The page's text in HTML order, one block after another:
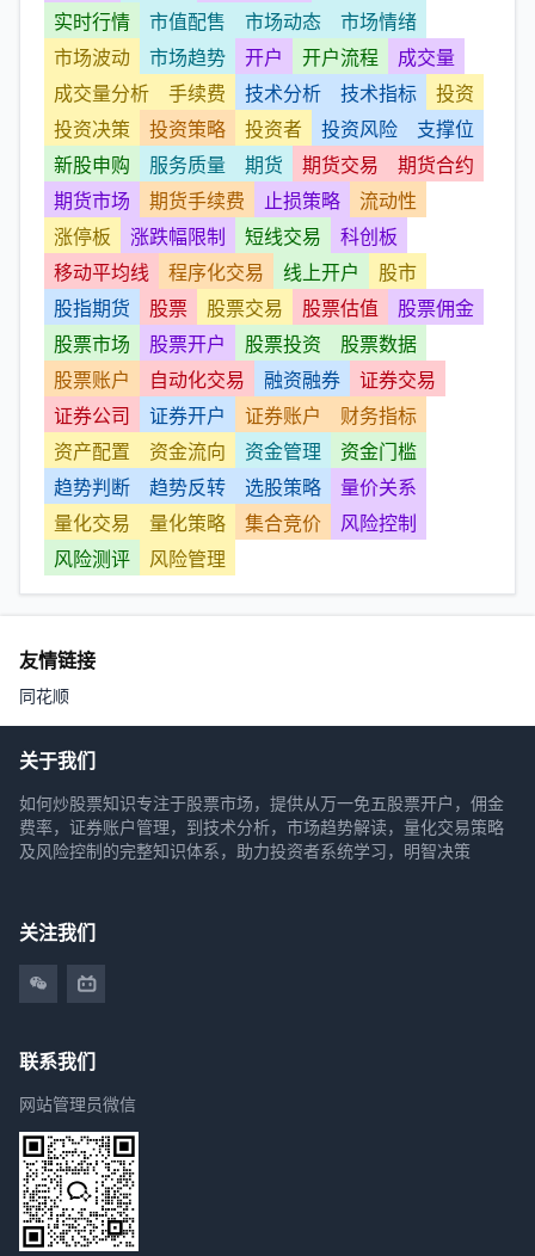
实时行情
市值配售 市场动态
市场情绪
市场波动
市场趋势 开户 开户流程
成交量
成交量分析
手续费 技术分析 技术指标
投资
投资决策
投资策略 投资者 投资风险
支撑位
新股申购
服务质量 期货 期货交易
期货合约
期货市场
期货手续费 止损策略
流动性
涨停板
涨跌幅限制 短线交易
科创板
移动平均线
程序化交易 线上开户
股市
股指期货
股票 股票交易 股票估值
股票佣金
股票市场
股票开户 股票投资
股票数据
股票账户
自动化交易 融资融券
证券交易
证券公司
证券开户 证券账户
财务指标
资产配置
资金流向 资金管理
资金门槛
趋势判断
趋势反转 选股策略
量价关系
量化交易
量化策略 集合竞价
风险控制
风险测评
风险管理
友情链接
同花顺
关于我们
如何炒股票知识专注于股票市场，提供从万一免五股票开户，佣金
费率，证券账户管理，到技术分析，市场趋势解读，量化交易策略
及风险控制的完整知识体系，助力投资者系统学习，明智决策
关注我们
联系我们
网站管理员微信